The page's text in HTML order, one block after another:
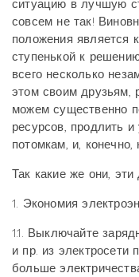
ситуацию в лучшую
совсем не так!
положения является
ступенькой к
всего несколько
этом своим друзьям,
можем существенно
ресурсов, продлить
потомкам, и,
Так какие же они, эти
1. Экономия
1.1. Выключайте
и пр. из электросети
больше